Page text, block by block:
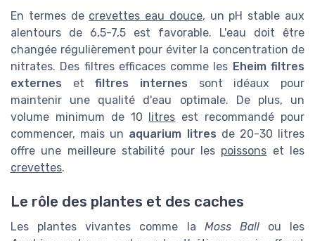
En termes de crevettes eau douce, un pH stable aux
alentours de 6,5-7,5 est favorable. L'eau doit être
changée régulièrement pour éviter la concentration de
nitrates. Des filtres efficaces comme les Eheim filtres
externes etfiltres internes sont idéaux pour
maintenir une qualité d'eau optimale. De plus, un
volume minimum de 10 litres est recommandé pour
commencer, mais un aquarium litres de 20-30 litres
offre une meilleure stabilité pour les poissons et les
crevettes.
Le rôle des plantes et des caches
Les plantes vivantes comme la Moss Ballou les